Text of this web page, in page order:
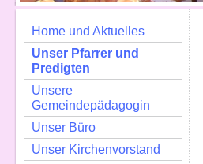
Home und Aktuelles
Unser Pfarrer und
Predigten
Unsere
Gemeindepädagogin
Unser Büro
Unser Kirchenvorstand